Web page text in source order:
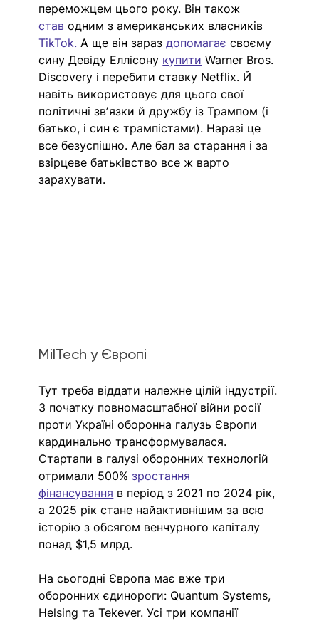
переможцем цього року. Він також
став одним з американських власників
TikTok. А ще він зараз допомагає своєму
сину Девіду Еллісону купити Warner Bros.
Discovery і перебити ставку Netflix. Й
навіть використовує для цього свої
політичні звʼязки й дружбу із Трампом (і
батько, і син є трампістами). Наразі це
все безуспішно. Але бал за старання і за
взірцеве батьківство все ж варто
зарахувати.
MilTech у Європі
Тут треба віддати належне цілій індустрії.
З початку повномасштабної війни росії
проти Україні оборонна галузь Європи
кардинально трансформувалася.
Стартапи в галузі оборонних технологій
отримали 500% зростання
фінансування в період з 2021 по 2024 рік,
а 2025 рік стане найактивнішим за всю
історію з обсягом венчурного капіталу
понад $1,5 млрд.
На сьогодні Європа має вже три
оборонних єдинороги: Quantum Systems,
Helsing та Tekever. Усі три компанії